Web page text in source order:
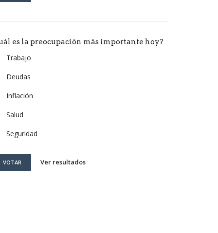
es la preocupación más importante hoy?
Trabajo
Deudas
Inflación
Salud
Seguridad
VOTAR Ver resultados